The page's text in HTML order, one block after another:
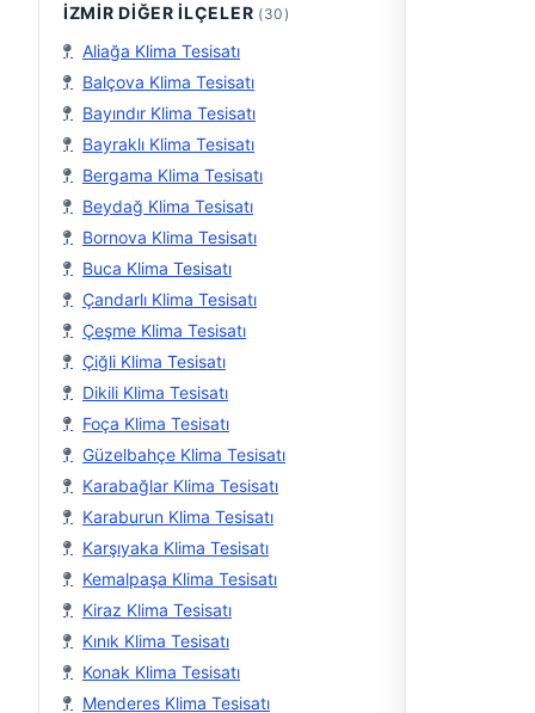
İZMIR DIĞER İLÇELER (30)
Aliağa Klima Tesisatı
Balçova Klima Tesisatı
Bayındır Klima Tesisatı
Bayraklı Klima Tesisatı
Bergama Klima Tesisatı
Beydağ Klima Tesisatı
Bornova Klima Tesisatı
Buca Klima Tesisatı
Çandarlı Klima Tesisatı
Çeşme Klima Tesisatı
Çiğli Klima Tesisatı
Dikili Klima Tesisatı
Foça Klima Tesisatı
Güzelbahçe Klima Tesisatı
Karabağlar Klima Tesisatı
Karaburun Klima Tesisatı
Karşıyaka Klima Tesisatı
Kemalpaşa Klima Tesisatı
Kiraz Klima Tesisatı
Kınık Klima Tesisatı
Konak Klima Tesisatı
Menderes Klima Tesisatı